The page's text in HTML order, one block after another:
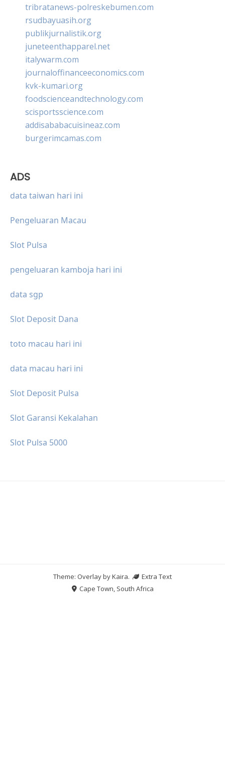
tribratanews-polreskebumen.com
rsudbayuasih.org
publikjurnalistik.org
juneteenthapparel.net
italywarm.com
journaloffinanceeconomics.com
kvk-kumari.org
foodscienceandtechnology.com
scisportsscience.com
addisababacuisineaz.com
burgerimcamas.com
ADS
data taiwan hari ini
Pengeluaran Macau
Slot Pulsa
pengeluaran kamboja hari ini
data sgp
Slot Deposit Dana
toto macau hari ini
data macau hari ini
Slot Deposit Pulsa
Slot Garansi Kekalahan
Slot Pulsa 5000
Theme: Overlay byKaira.
Extra Text
Cape Town, South Africa